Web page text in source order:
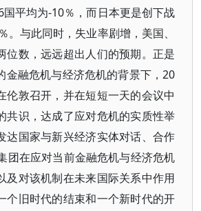
平均为-10％，而日本更是创下战
。与此同时，失业率剧增，美国、
位数，远远超出人们的预期。正是
金融危机与经济危机的背景下，20
伦敦召开，并在短短一天的会议中
共识，达成了应对危机的实质性举
达国家与新兴经济实体对话、合作
团在应对当前金融危机与经济危机
及对该机制在未来国际关系中作用
个旧时代的结束和一个新时代的开